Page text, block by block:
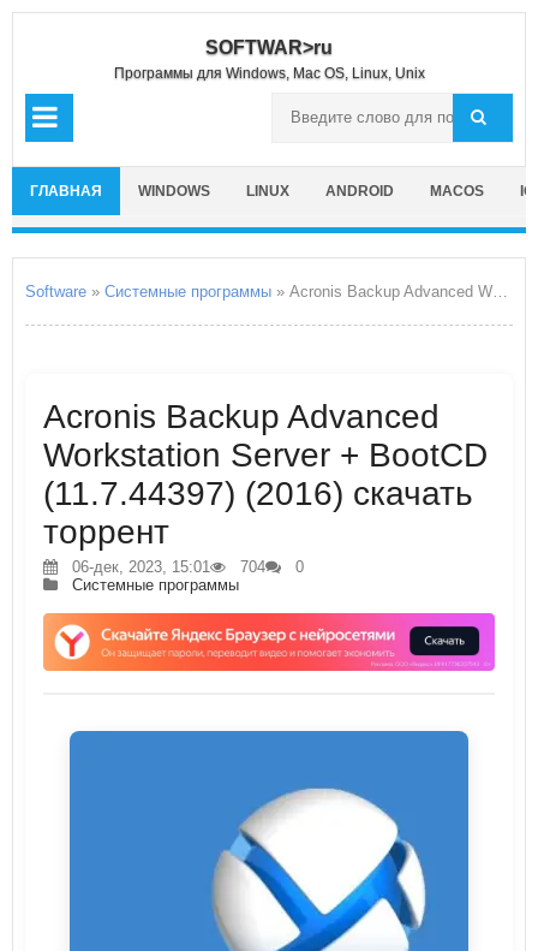
SOFTWAR>ru
Программы для Windows, Mac OS, Linux, Unix
ГЛАВНАЯ WINDOWS LINUX ANDROID MACOS
Software » Системные программы » Acronis Backup Advanced Workstation Server + BootCD
Acronis Backup Advanced
Workstation Server + BootCD
(11.7.44397) (2016) скачать
торрент
06-дек, 2023, 15:01 704
0
Системные программы